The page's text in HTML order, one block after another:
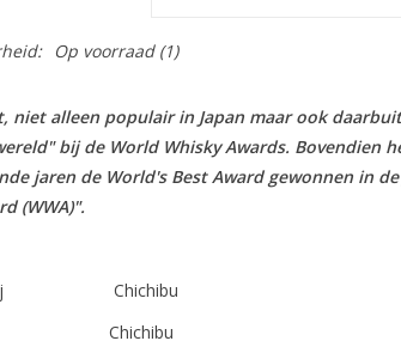
Op voorraad(1)
niet alleen populair in Japan maar ook
bij de World Whisky Awards. Bovendien
jaren de World's Best Award gewonnen in
(WWA)".
Chichibu
Chichibu